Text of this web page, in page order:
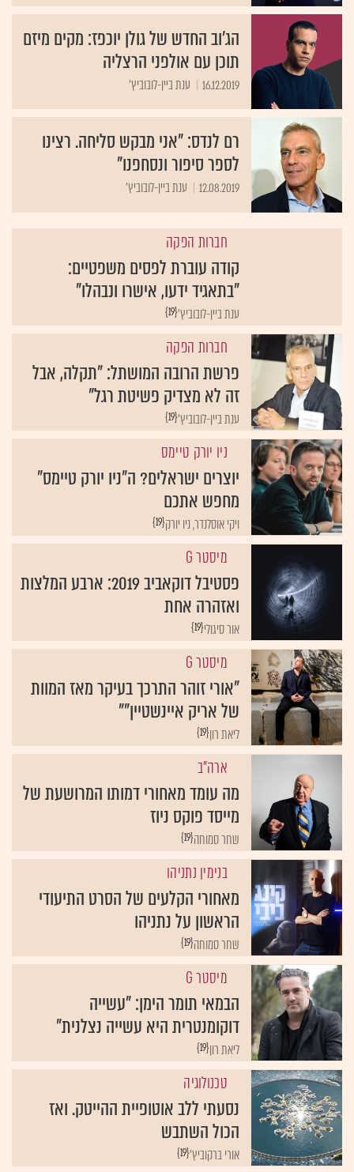
הג'וב החדש של גולן יוכפז: מקים מיזם
תוכן עם אולפני הרצליה
16.12.2019 ענת ביין-לובוביץ'
רם לנדס: "אני מבקש סליחה. רצינו
לספר סיפור ונסחפנו"
12.08.2019 ענת ביין-לובוביץ'
חברות הפקה
קודה עוברת לפסים משפטיים:
"בתאגיד ידעו, אישרו ונבהלו"
{19}ענת ביין-לובוביץ'
חברות הפקה
פרשת הרובה המושתל: "תקלה, אבל
זה לא מצדיק פשיטת רגל"
{19}ענת ביין-לובוביץ'
ניו יורק טיימס
יוצרים ישראלים? ה"ניו יורק טיימס"
מחפש אתכם
{19}ויקי אוסלנדר, ניו יורק
מיסטר G
פסטיבל דוקאביב 2019: ארבע המלצות
ואזהרה אחת
{19}אור סיגולי
מיסטר G
"אורי זוהר התרכך בעיקר מאז המוות
של אריק איינשטיין""
{19}ליאת רון
ארה"ב
מה עומד מאחורי דמותו המרושעת של
מייסד פוקס ניוז
{19}שחר סמוחה
בנימין נתניהו
מאחורי הקלעים של הסרט התיעודי
הראשון על נתניהו
{19}שחר סמוחה
מיסטר G
הבמאי תומר הימן: "עשייה
דוקומנטרית היא עשייה נצלנית"
{19}ליאת רון
טכנולוגיה
נסעתי ללב אוטופיית ההייטק. ואז
הכול השתבש
{19}אורי ברקוביץ'